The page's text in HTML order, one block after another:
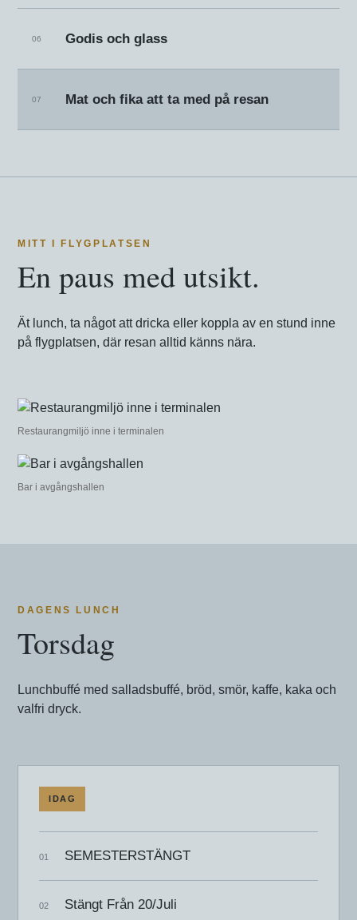
06 Godis och glass
07 Mat och fika att ta med på resan
MITT I FLYGPLATSEN
En paus med utsikt.
Ät lunch, ta något att dricka eller koppla av en stund inne
på flygplatsen, där resan alltid känns nära.
Restaurangmiljö inne i terminalen
Bar i avgångshallen
DAGENS LUNCH
Torsdag
Lunchbuffé med salladsbuffé, bröd, smör, kaffe, kaka och
valfri dryck.
IDAG
SEMESTERSTÄNGT
Stängt Från 20/Juli